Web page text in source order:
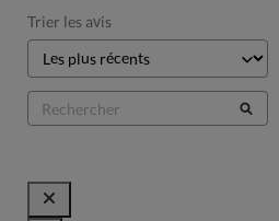
Trier les avis